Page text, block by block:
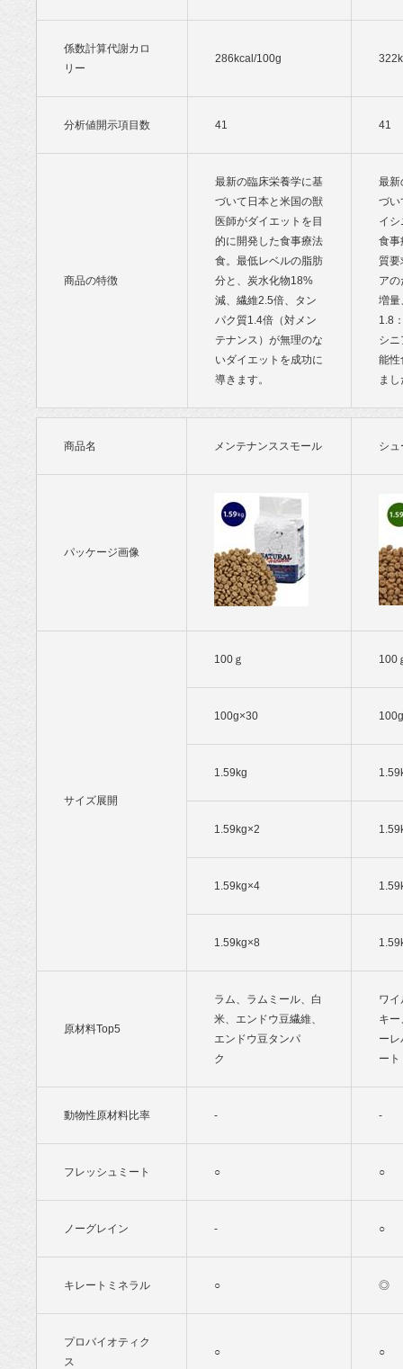
係数計算代謝カロ
リー
286kcal/100g
分析値開示項目数 41 41
商品の特徴
最新の臨床栄養学に基
づいて日本と米国の獣
医師がダイエットを目
的に開発した食事療法
食。最低レベルの脂肪
分と、炭水化物18%
減、繊維2.5倍、タン
パク質1.4倍（対メン
テナンス）が無理のな
いダイエットを成功に
導きます。
最新
づい
イ
食事
質要
ア
増量
1.8
シ
能性
ま
商品名 メンテナンススモール シ
パッケージ画像
サイズ展開
100ｇ 100
100g×30
1.59kg
1.59kg×2
1.59kg×4
1.59kg×8
原材料Top5
ラム、ラムミール、白
米、エンドウ豆繊維、
エンドウ豆タンパ
ク
ワイ
キ
ー
ー
動物性原材料比率 - -
フレッシュミート ○ ○
ノーグレイン - ○
キレートミネラル ○ ◎
プロバイオティク
ス
○ ○